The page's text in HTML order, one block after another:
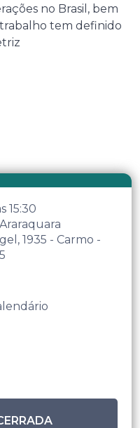
no Brasil, bem
tem definido
15:30
1935 - Carmo -